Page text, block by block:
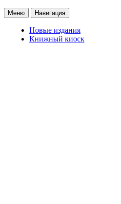
Меню Навигация
Новые издания
Книжный киоск